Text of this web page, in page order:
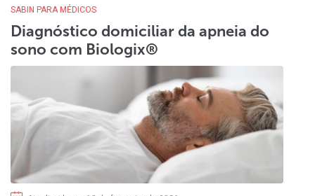
SABIN PARA MÉDICOS
Diagnóstico domiciliar da apneia do
sono com Biologix®